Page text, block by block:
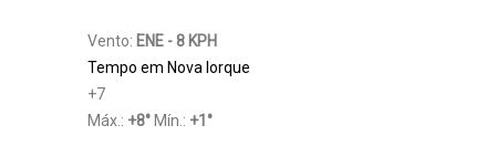
Vento: ENE - 8 KPH
Tempo em Nova Iorque
+7
Máx.: +8° Mín.: +1 °